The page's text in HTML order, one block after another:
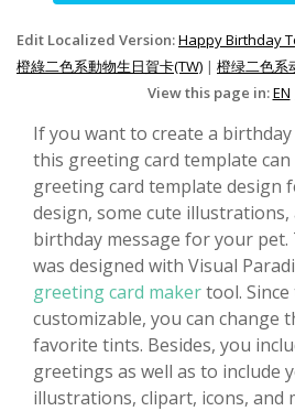
Edit Localized Version:Happy Birthday
橙綠二色系動物生日賀卡(TW) | 橙绿二色系
View this page in:EN
If you want to create a
this greeting card template can
greeting card template design
design, some cute
birthday message for your
was designed with Visual
greeting card makertool.
customizable, you can change
favorite tints. Besides, you
greetings as well as to include
illustrations, clipart, icons, and